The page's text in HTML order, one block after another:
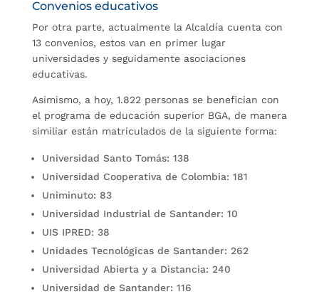
Convenios educativos
Por otra parte, actualmente la Alcaldía cuenta con
13 convenios, estos van en primer lugar
universidades y seguidamente asociaciones
educativas.
Asimismo, a hoy, 1.822 personas se benefician con
el programa de educación superior BGA, de manera
similiar están matriculados de la siguiente forma:
Universidad Santo Tomás: 138
Universidad Cooperativa de Colombia: 181
Uniminuto: 83
Universidad Industrial de Santander: 10
UIS IPRED: 38
Unidades Tecnológicas de Santander: 262
Universidad Abierta y a Distancia: 240
Universidad de Santander: 116